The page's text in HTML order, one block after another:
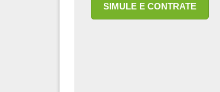
SIMULE E CONTRATE